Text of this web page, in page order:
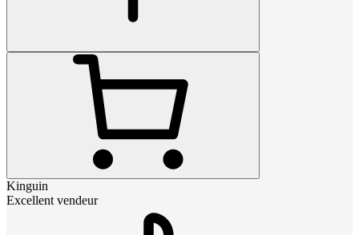
Kinguin
Excellent vendeur